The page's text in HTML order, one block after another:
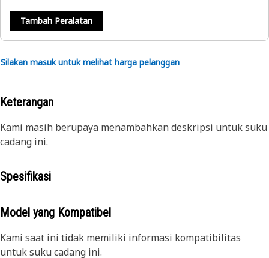
Tambah Peralatan
Silakan masuk untuk melihat harga pelanggan
Keterangan
Kami masih berupaya menambahkan deskripsi untuk suku
cadang ini.
Spesifikasi
Model yang Kompatibel
Kami saat ini tidak memiliki informasi kompatibilitas
untuk suku cadang ini.